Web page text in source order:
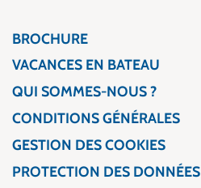
BROCHURE
VACANCES EN BATEAU
QUI SOMMES-NOUS ?
CONDITIONS GÉNÉRALES
GESTION DES COOKIES
PROTECTION DES DONNÉES